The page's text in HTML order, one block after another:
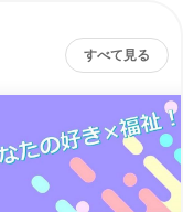
すべて見る